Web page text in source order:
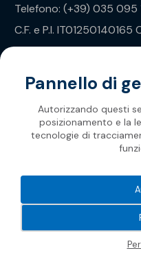
Telefono: (+39) 035 095
C.F. e P.I.
Privacy Policy
Pannello di
Autorizzando questi
posizionamento e la
tecnologie di